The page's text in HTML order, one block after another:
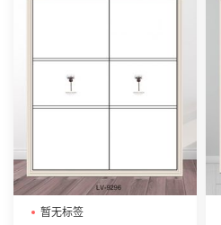
暂无标签